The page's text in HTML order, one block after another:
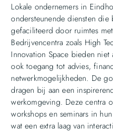
Lokale ondernemers in
ondersteunende diensten die
gefaciliteerd door ruimtes
Bedrijvencentra zoals High
Innovation Space bieden niet
ook toegang tot advies,
netwerkmogelijkheden. De
dragen bij aan een
werkomgeving. Deze centra
workshops en seminars in
wat een extra laag van